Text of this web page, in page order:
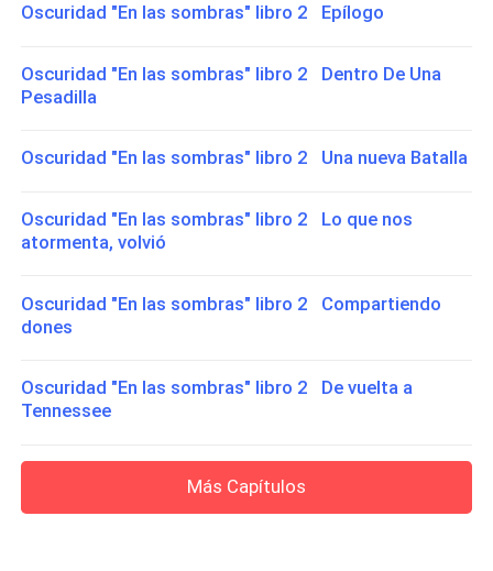
Oscuridad "En las sombras" libro 2 Epílogo
Oscuridad "En las sombras" libro 2 Dentro De Una
Pesadilla
Oscuridad "En las sombras" libro 2 Una nueva Batalla
Oscuridad "En las sombras" libro 2 Lo que nos
atormenta, volvió
Oscuridad "En las sombras" libro 2 Compartiendo
dones
Oscuridad "En las sombras" libro 2 De vuelta a
Tennessee
Más Capítulos